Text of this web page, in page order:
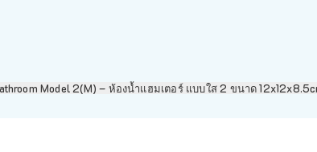
Model 2(M) – ห้องน้ำแฮมเตอร์ แบบใส 2 ขนาด